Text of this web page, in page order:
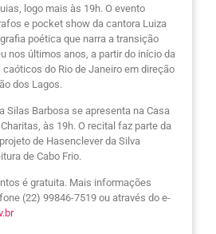
logo mais às 19h. O evento
e pocket show da cantora Luiza
poética que narra a transição
nos últimos anos, a partir do início da
do Rio de Janeiro em direção
dos Lagos.
Silas Barbosa se apresenta na Casa
às 19h. O recital faz parte da
de Hasenclever da Silva
de Cabo Frio.
é gratuita. Mais informações
(22) 99846-7519 ou através do e-